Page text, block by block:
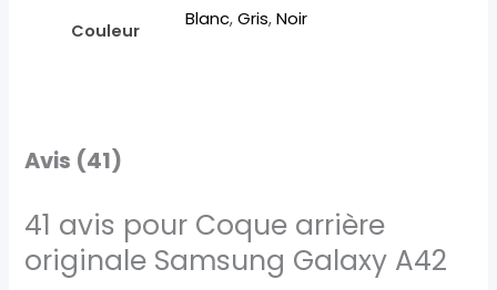
Couleur
Blanc,Gris,Noir
Avis (41)
41 avis pour Coque arrière
originale Samsung Galaxy A42